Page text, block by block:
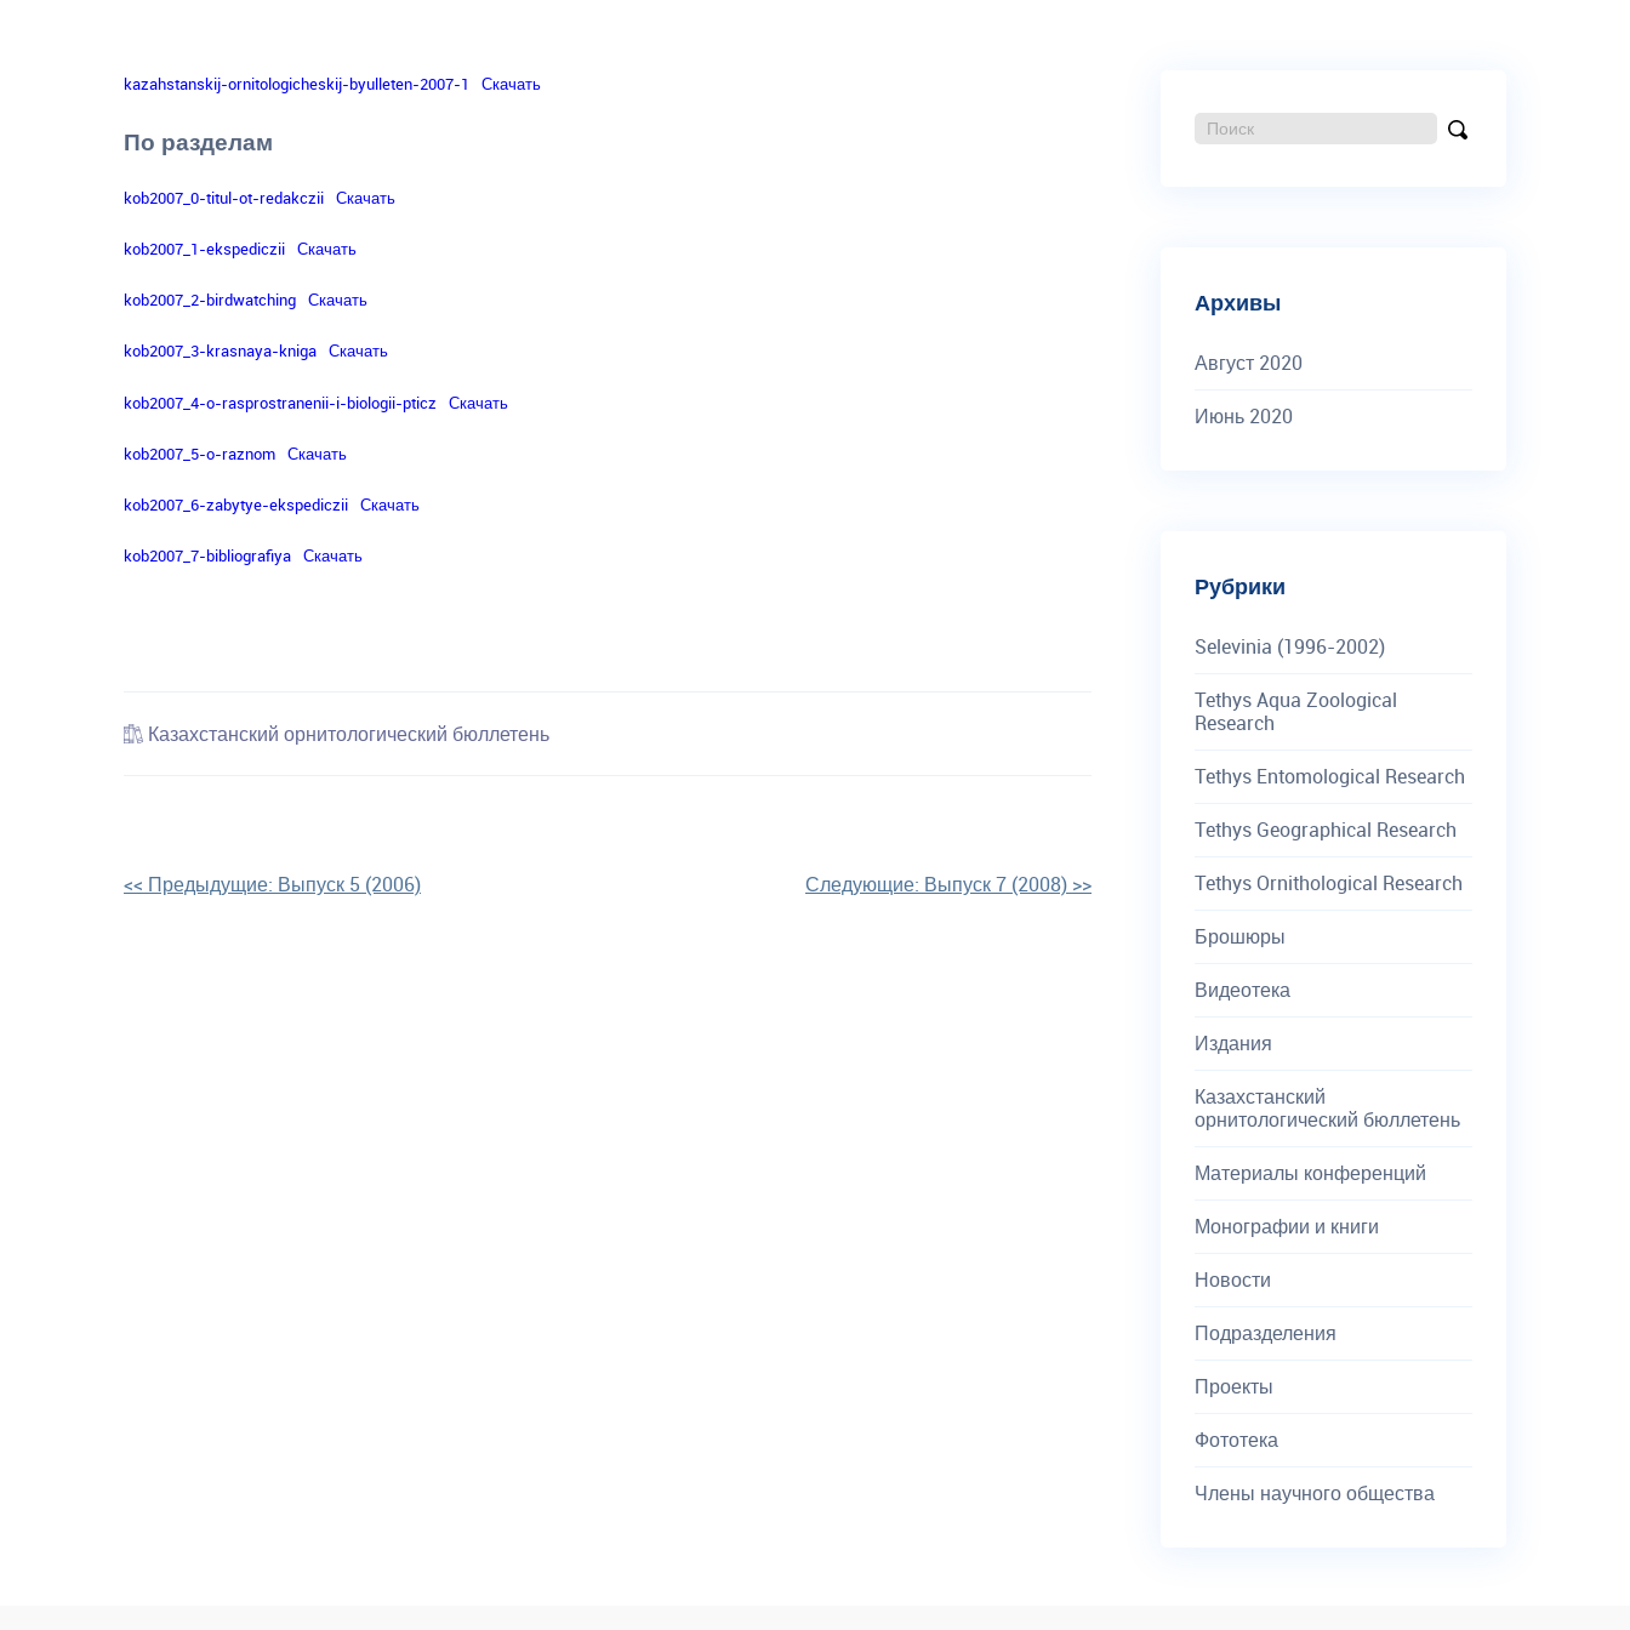
обоснованных
основ
природопользования
Казахстане.
kazahstanskij-ornitologicheskij-byulleten-2007-1 Скачать
По разделам
kob2007_0-titul-ot-redakczii Скачать
kob2007_1-ekspediczii Скачать
kob2007_2-birdwatching Скачать
kob2007_3-krasnaya-kniga Скачать
kob2007_4-o-rasprostranenii-i-biologii-pticz Скачать
kob2007_5-o-raznom Скачать
kob2007_6-zabytye-ekspediczii Скачать
kob2007_7-bibliografiya Скачать
Казахстанский орнитологический бюллетень
Навигация
<< Предыдущие: Выпуск 5 (2006) Следующие: Выпуск 7 (2008) >>
Поиск: Найти
Архивы
Август 2020
Июнь 2020
Рубрики
Selevinia (1996-2002)
Tethys Aqua Zoological
Research
Tethys Entomological Research
Tethys Geographical Research
Tethys Ornithological Research
Брошюры
Видеотека
Издания
Казахстанский
орнитологический бюллетень
Материалы конференций
Монографии и книги
Новости
Подразделения
Проекты
Фототека
Члены научного общества